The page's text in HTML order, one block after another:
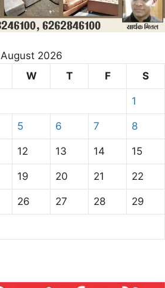
August 2026
W T F S
1
5 6 7 8
12 13 14 15
19 20 21 22
26 27 28 29